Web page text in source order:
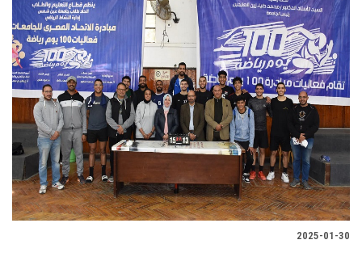
2025-01-30